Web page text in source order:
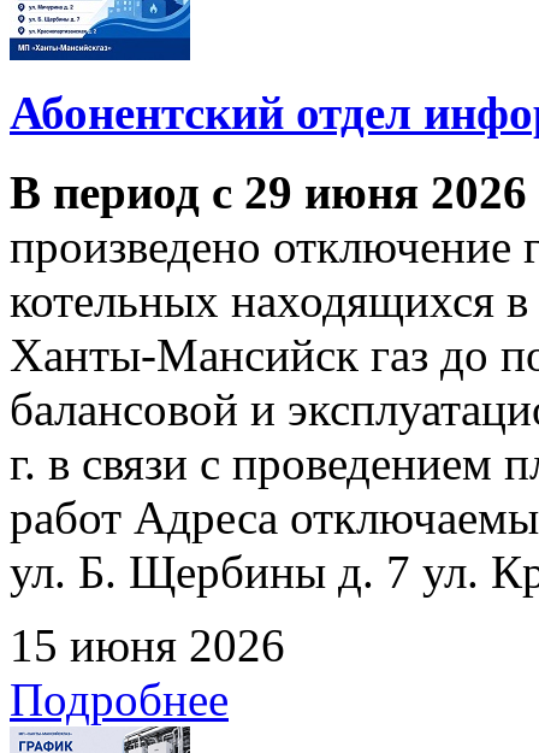
Абонентский отдел
В период с 29 июня
произведено отключение
котельных находящихся
Ханты-Мансийск газ до
балансовой и
г. в связи с проведением
работ Адреса
ул. Б. Щербины д. 7 ул.
15 июня 2026
Подробнее